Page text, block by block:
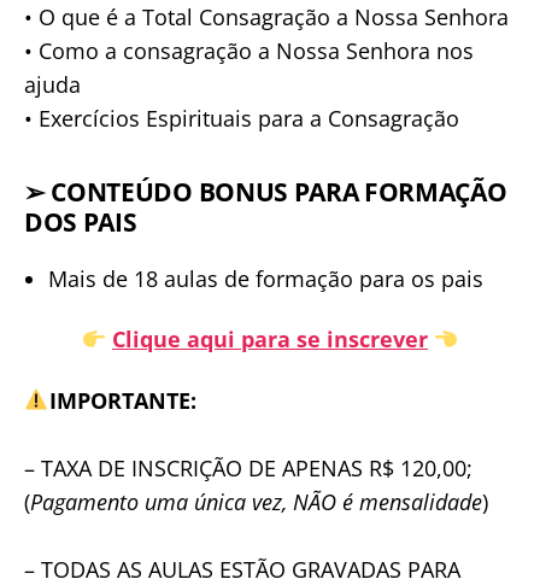
• O que é a Total Consagração a Nossa Senhora
• Como a consagração a Nossa Senhora nos
ajuda
• Exercícios Espirituais para a Consagração
➢CONTEÚDO BONUS PARA FORMAÇÃO
DOS PAIS
Mais de 18 aulas de formação para os pais
Clique aqui para se inscrever
​IMPORTANTE:
– TAXA DE INSCRIÇÃO DE APENAS R$ 120,00;
(Pagamento uma única vez, NÃO é mensalidade)
– TODAS AS AULAS ESTÃO GRAVADAS PARA